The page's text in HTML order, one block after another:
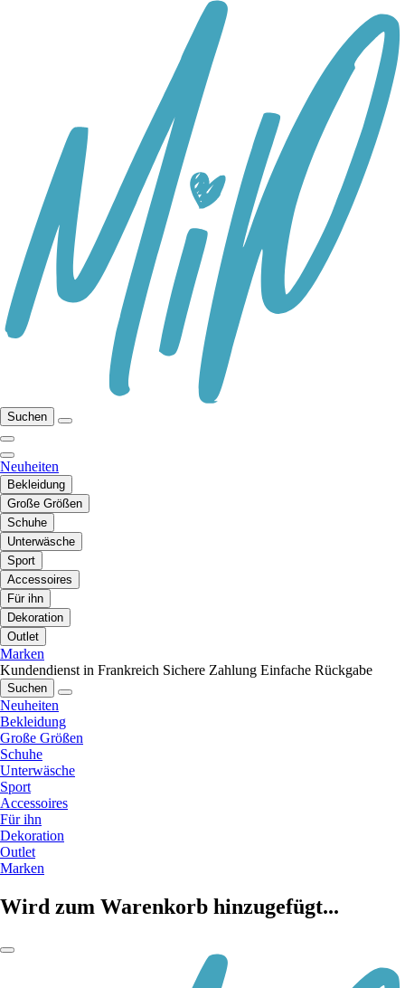
Suchen
Neuheiten
Bekleidung
Große Größen
Schuhe
Unterwäsche
Sport
Accessoires
Für ihn
Dekoration
Outlet
Marken
Kundendienst in Frankreich Sichere Zahlung Einfache Rückgabe
Suchen
Neuheiten
Bekleidung
Große Größen
Schuhe
Unterwäsche
Sport
Accessoires
Für ihn
Dekoration
Outlet
Marken
Wird zum Warenkorb hinzugefügt...